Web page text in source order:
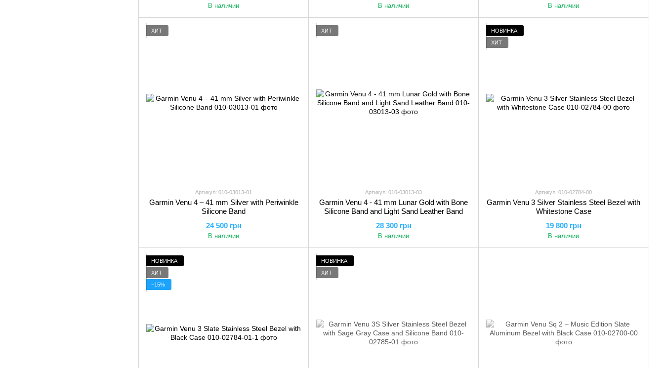
В наличии В наличии В наличии
ХИТ
Артикул: 010-03013-01
Garmin Venu 4 – 41 mm Silver with Periwinkle
Silicone Band
24 500 грн
В наличии
ХИТ
Артикул: 010-03013-03
Garmin Venu 4 - 41 mm Lunar Gold with Bone
Silicone Band and Light Sand Leather Band
28 300 грн
В наличии
НОВИНКА
ХИТ
Артикул: 010-02784-00
Garmin Venu 3 Silver Stainless Steel Bezel with
Whitestone Case
19 800 грн
В наличии
НОВИНКА
ХИТ
−15%
НОВИНКА
ХИТ